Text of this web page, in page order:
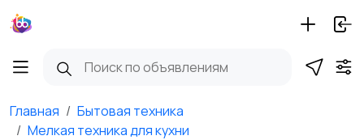
Главная
Бытовая техника
Мелкая техника для кухни